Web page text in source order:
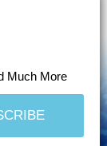
Much More